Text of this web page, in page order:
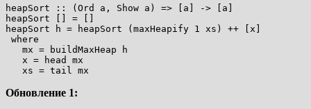
heapSort :: (Ord a, Show a) => [a] -> [a]
heapSort [] = []
heapSort h = heapSort (maxHeapify 1 xs) ++ [x]
where
   mx = buildMaxHeap h
   x = head mx
Обновление 1: